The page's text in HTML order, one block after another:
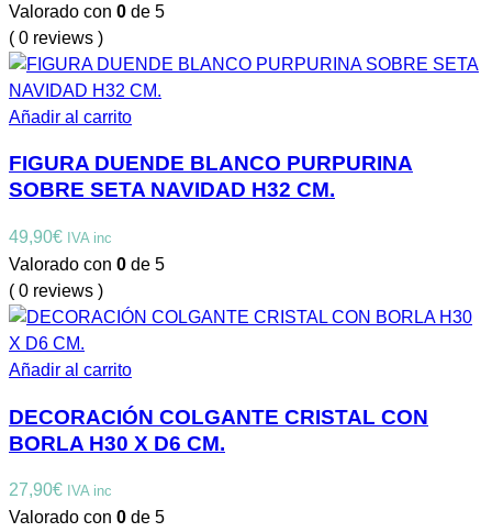
Valorado con 0 de 5
( 0 reviews )
Añadir al carrito
FIGURA DUENDE BLANCO PURPURINA
SOBRE SETA NAVIDAD H32 CM.
49,90€ IVA inc
Valorado con 0 de 5
( 0 reviews )
Añadir al carrito
DECORACIÓN COLGANTE CRISTAL CON
BORLA H30 X D6 CM.
27,90€ IVA inc
Valorado con 0 de 5